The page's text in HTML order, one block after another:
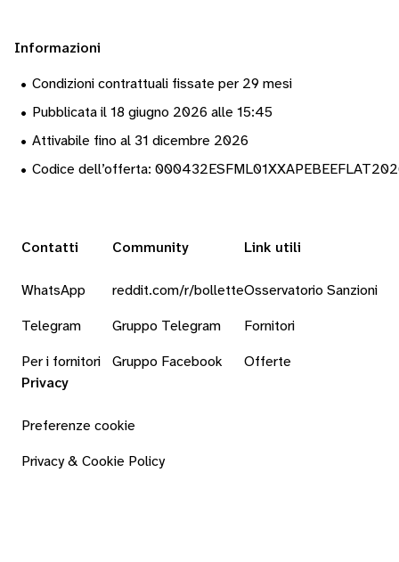
Informazioni
• Condizioni contrattuali fissate per 29 mesi
• Pubblicata il 18 giugno 2026 alle 15:45
• Attivabile fino al 31 dicembre 2026
• Codice dell’offerta:
Contatti
WhatsApp
Telegram
Per i fornitori
Community
reddit.com/r/bollette
Gruppo Telegram
Gruppo Facebook
Link utili
Osservatorio Sanzioni
Fornitori
Offerte
Privacy
Preferenze cookie
Privacy & Cookie Policy